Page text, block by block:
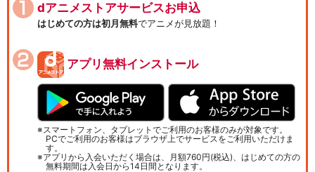
dアニメストアサービスお申込
はじめての方は初月無料でアニメが見放題！
アプリ無料インストール
スマートフォン、タブレットでご利用のお客様のみが対象です。
PCでご利用のお客様はブラウザ上でサービスをご利用いただけま
す。
アプリから入会いただく場合は、月額760円(税込)、はじめての方の
無料期間は入会日から14日間となります。